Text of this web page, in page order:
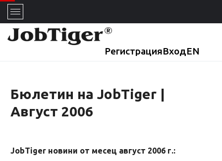
РегистрацияВходEN
Бюлетин на JobTiger |
Август 2006
JobTiger новини от месец август 2006 г.: